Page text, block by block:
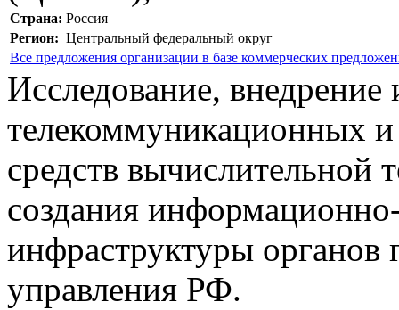
Страна: Россия
Регион: Центральный федеральный округ
Все предложения организации в базе коммерческих
Исследование,
телекоммуникационных
средств вычислительной
создания
инфраструктуры органов
управления РФ.